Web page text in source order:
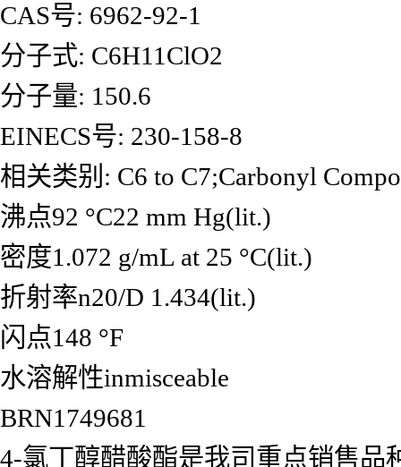
CAS号: 6962-92-1
分子式: C6H11ClO2
分子量: 150.6
EINECS号: 230-158-8
相关类别: C6 to C7;Carbonyl
沸点92 °C22 mm Hg(lit.)
密度1.072 g/mL at 25 °C(lit.)
折射率n20/D 1.434(lit.)
闪点148 °F
水溶解性inmisceable
BRN1749681
4-氯丁醇醋酸酯是我司重点销售